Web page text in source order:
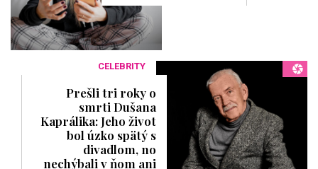
CELEBRITY
Prešli tri roky o
smrti Dušana
Kaprálika: Jeho život
bol úzko spätý s
divadlom, no
nechýbali v ňom ani